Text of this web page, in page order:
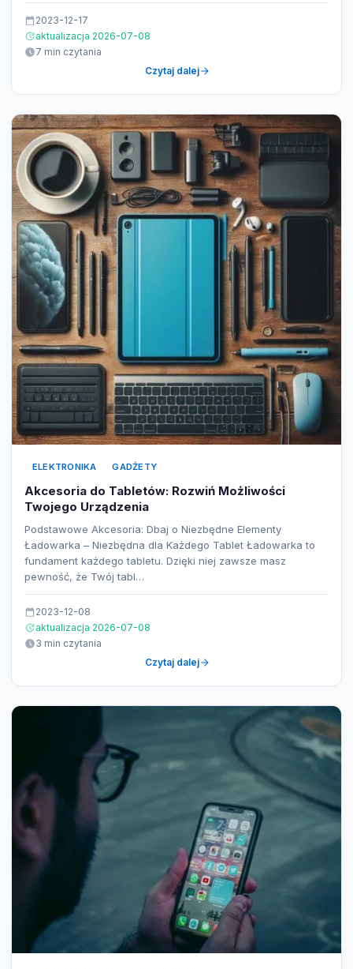
2023-12-17
aktualizacja 2026-07-08
7 min czytania
Czytaj dalej
ELEKTRONIKA GADŻETY
Akcesoria do Tabletów: Rozwiń Możliwości
Twojego Urządzenia
Podstawowe Akcesoria: Dbaj o Niezbędne Elementy
Ładowarka – Niezbędna dla Każdego Tablet Ładowarka to
fundament każdego tabletu. Dzięki niej zawsze masz
pewność, że Twój tabl…
2023-12-08
aktualizacja 2026-07-08
3 min czytania
Czytaj dalej